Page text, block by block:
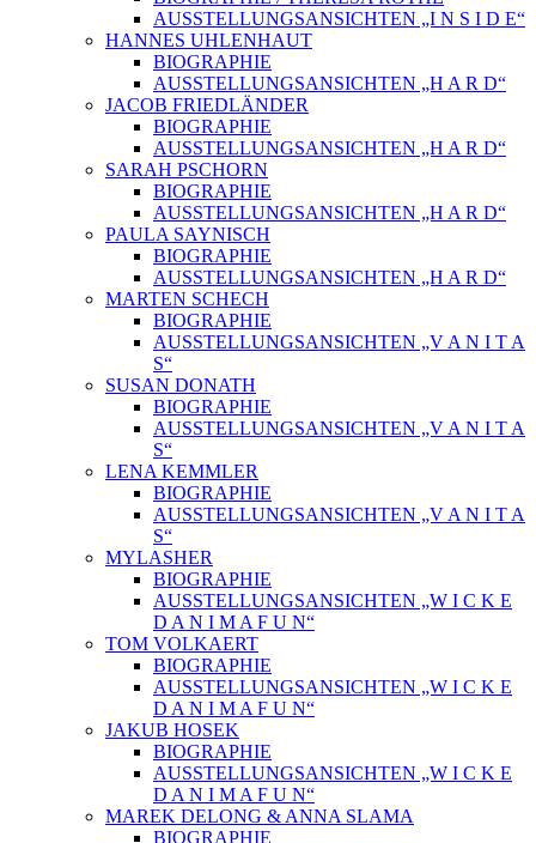
AUSSTELLUNGSANSICHTEN „I N S I D E“
HANNES UHLENHAUT
BIOGRAPHIE
AUSSTELLUNGSANSICHTEN „H A R D“
JACOB FRIEDLÄNDER
BIOGRAPHIE
AUSSTELLUNGSANSICHTEN „H A R D“
SARAH PSCHORN
BIOGRAPHIE
AUSSTELLUNGSANSICHTEN „H A R D“
PAULA SAYNISCH
BIOGRAPHIE
AUSSTELLUNGSANSICHTEN „H A R D“
MARTEN SCHECH
BIOGRAPHIE
AUSSTELLUNGSANSICHTEN „V A N I T A
S“
SUSAN DONATH
BIOGRAPHIE
AUSSTELLUNGSANSICHTEN „V A N I T A
S“
LENA KEMMLER
BIOGRAPHIE
AUSSTELLUNGSANSICHTEN „V A N I T A
S“
MYLASHER
BIOGRAPHIE
AUSSTELLUNGSANSICHTEN „W I C K E
D A N I M A F U N“
TOM VOLKAERT
BIOGRAPHIE
AUSSTELLUNGSANSICHTEN „W I C K E
D A N I M A F U N“
JAKUB HOSEK
BIOGRAPHIE
AUSSTELLUNGSANSICHTEN „W I C K E
D A N I M A F U N“
MAREK DELONG & ANNA SLAMA
BIOGRAPHIE